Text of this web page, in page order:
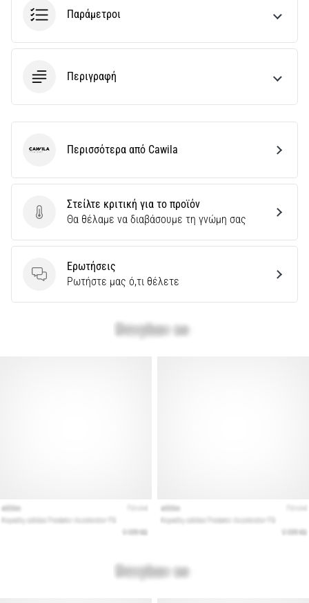
Παράμετροι
Περιγραφή
Στείλτε κριτική για το προϊόν
Στείλτε κριτική για το προϊόν
Θα θέλαμε να διαβάσουμε τη γνώμη σας
Ερωτήσεις
Ερωτήσεις
Ρωτήστε μας ό,τι θέλετε
Cawila Περισσότερα από Cawila